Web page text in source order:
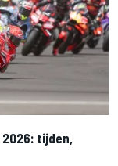
tijden,